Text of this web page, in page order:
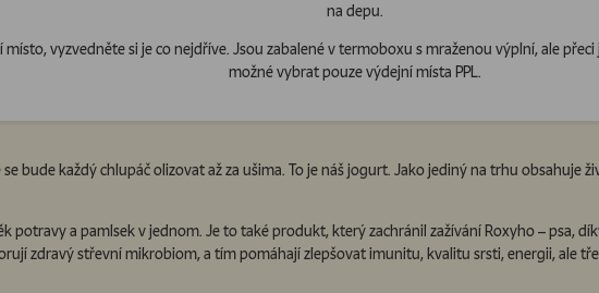
na depu.
vyzvedněte si je co nejdříve. Jsou zabalené v termoboxu s mraženou výplní, ale
možné vybrat pouze výdejní místa PPL.
bude každý chlupáč olizovat až za ušima. To je náš jogurt. Jako jediný na trhu obsahuje
a pamlsek v jednom. Je to také produkt, který zachránil zažívání Roxyho – psa,
zdravý střevní mikrobiom, a tím pomáhají zlepšovat imunitu, kvalitu srsti, energii, ale